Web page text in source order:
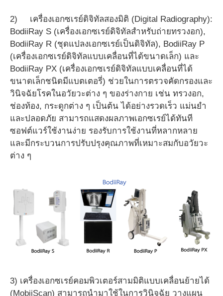
2) เครื่องเอกซเรย์ดิจิทัลสองมิติ (Digital Radiography):
BodiiRay S (เครื่องเอกซเรย์ดิจิทัลสำหรับถ่ายทรวงอก),
BodiiRay R (ชุดแปลงเอกซเรย์เป็นดิจิทัล), BodiiRay P
(เครื่องเอกซเรย์ดิจิทัลแบบเคลื่อนที่ได้ขนาดเล็ก) และ
BodiiRay PX (เครื่องเอกซเรย์ดิจิทัลแบบเคลื่อนที่ได้
ขนาดเล็กชนิดมีแบตเตอรี่) ช่วยในการตรวจคัดกรองและ
วินิจฉัยโรคในอวัยวะต่าง ๆ ของร่างกาย เช่น ทรวงอก,
ช่องท้อง, กระดูกต่าง ๆ เป็นต้น ได้อย่างรวดเร็ว แม่นยำ
และปลอดภัย สามารถแสดงผลภาพเอกซเรย์ได้ทันที
ซอฟต์แวร์ใช้งานง่าย รองรับการใช้งานที่หลากหลาย
และมีกระบวนการปรับปรุงคุณภาพที่เหมาะสมกับอวัยวะ
ต่าง ๆ
3) เครื่องเอกซเรย์คอมพิวเตอร์สามมิติแบบเคลื่อนย้ายได้
(MobiiScan) สามารถนำมาใช้ในการวินิจฉัย วางแผน